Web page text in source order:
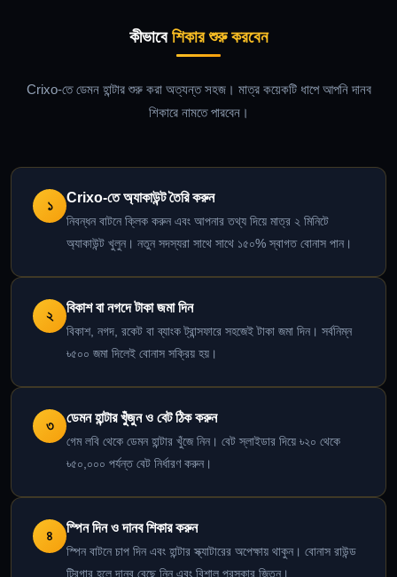
কীভাবেশিকার শুরু করবেন
Crixo-তে ডেমন হান্টার শুরু করা অত্যন্ত সহজ। মাত্র কয়েকটি ধাপে আপনি দানব
শিকারে নামতে পারবেন।
১
Crixo-তে অ্যাকাউন্ট তৈরি করুন
নিবন্ধন বাটনে ক্লিক করুন এবং আপনার তথ্য দিয়ে মাত্র ২ মিনিটে
অ্যাকাউন্ট খুলুন। নতুন সদস্যরা সাথে সাথে ১৫০% স্বাগত বোনাস পান।
২
বিকাশ বা নগদে টাকা জমা দিন
বিকাশ, নগদ, রকেট বা ব্যাংক ট্রান্সফারে সহজেই টাকা জমা দিন। সর্বনিম্ন
৳৫০০ জমা দিলেই বোনাস সক্রিয় হয়।
৩
ডেমন হান্টার খুঁজুন ও বেট ঠিক করুন
গেম লবি থেকে ডেমন হান্টার খুঁজে নিন। বেট স্লাইডার দিয়ে ৳২০ থেকে
৳৫০,০০০ পর্যন্ত বেট নির্ধারণ করুন।
৪
স্পিন দিন ও দানব শিকার করুন
স্পিন বাটনে চাপ দিন এবং হান্টার স্ক্যাটারের অপেক্ষায় থাকুন। বোনাস রাউন্ড
ট্রিগার হলে দানব বেছে নিন এবং বিশাল পুরস্কার জিতুন।